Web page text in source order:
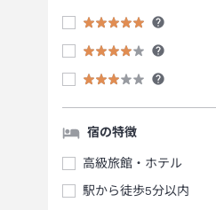
宿の特徴
高級旅館・ホテル
駅から徒歩5分以内